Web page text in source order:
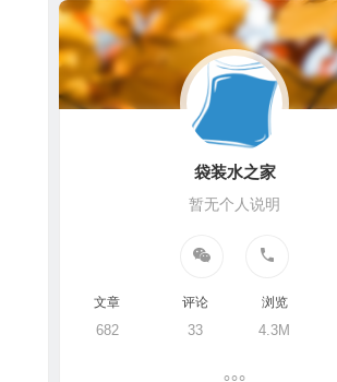
袋装水之家
暂无个人说明
文章
682
评论
33
浏览
4.3M